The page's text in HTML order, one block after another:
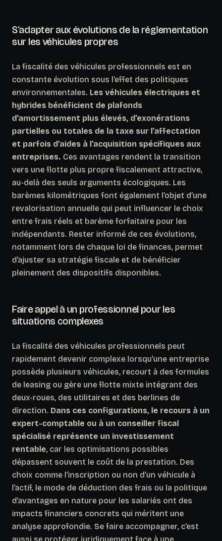
S’adapter aux évolutions de la réglementation
sur les véhicules propres
La fiscalité des véhicules professionnels est en
constante évolution sous l’effet des politiques
environnementales. Les véhicules électriques et
hybrides bénéficient de plafonds
d’amortissement plus élevés, d’exonérations
partielles ou totales de la taxe sur l’affectation
et parfois d’aides à l’acquisition spécifiques aux
entreprises. Ces avantages rendent la transition
vers une flotte plus propre fiscalement attractive,
au-delà des seuls arguments écologiques. Les
barèmes kilométriques font également l’objet d’une
revalorisation annuelle qui peut influencer le choix
entre frais réels et barème forfaitaire pour les
indépendants. Rester informé de ces évolutions,
notamment lors de chaque loi de finances, permet
d’ajuster sa stratégie fiscale et de bénéficier
pleinement des dispositifs disponibles.
Faire appel à un professionnel pour les
situations complexes
La fiscalité des véhicules professionnels peut
rapidement devenir complexe lorsqu’une entreprise
possède plusieurs véhicules, recourt à des formules
de leasing ou gère une flotte mixte intégrant des
deux-roues, des utilitaires et des berlines de
direction. Dans ces configurations, le recours à un
expert-comptable ou à un conseiller fiscal
spécialisé représente un investissement
rentable, car les optimisations possibles
dépassent souvent le coût de la prestation. Des
choix comme l’inscription ou non d’un véhicule à
l’actif, le mode de déduction des frais ou la politique
d’avantages en nature pour les salariés ont des
impacts financiers concrets qui méritent une
analyse approfondie. Se faire accompagner, c’est
aussi se protéger juridiquement face à une